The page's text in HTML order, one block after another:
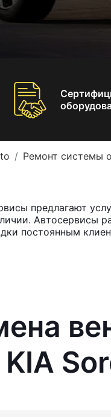
Ремонт системы
предлагают
постоянным